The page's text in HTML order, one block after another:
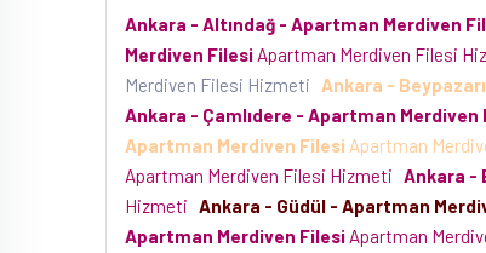
Ankara - Altındağ - Apartman Merdiven
Merdiven Filesi Apartman Merdiven Filesi
Merdiven Filesi Hizmeti
Ankara -
Ankara - Çamlıdere - Apartman Merdiven
Apartman Merdiven Filesi Apartman
Apartman Merdiven Filesi Hizmeti Ankara -
Hizmeti Ankara - Güdül - Apartman
Apartman Merdiven Filesi Apartman